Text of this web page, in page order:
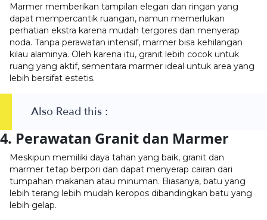
Marmer memberikan tampilan elegan dan ringan yang
dapat mempercantik ruangan, namun memerlukan
perhatian ekstra karena mudah tergores dan menyerap
noda. Tanpa perawatan intensif, marmer bisa kehilangan
kilau alaminya. Oleh karena itu, granit lebih cocok untuk
ruang yang aktif, sementara marmer ideal untuk area yang
lebih bersifat estetis.
Also Read this :
4. Perawatan Granit dan Marmer
Meskipun memiliki daya tahan yang baik, granit dan
marmer tetap berpori dan dapat menyerap cairan dari
tumpahan makanan atau minuman. Biasanya, batu yang
lebih terang lebih mudah keropos dibandingkan batu yang
lebih gelap.